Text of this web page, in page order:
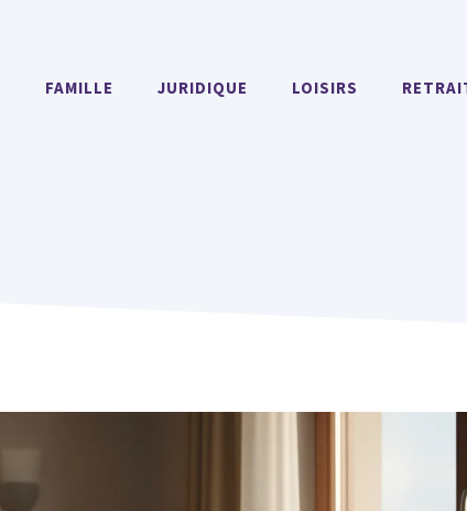
FAMILLE JURIDIQUE LOISIRS